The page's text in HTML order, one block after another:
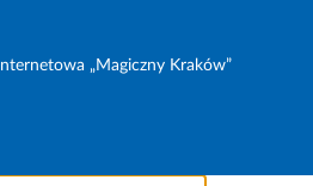
„Magiczny Kraków”